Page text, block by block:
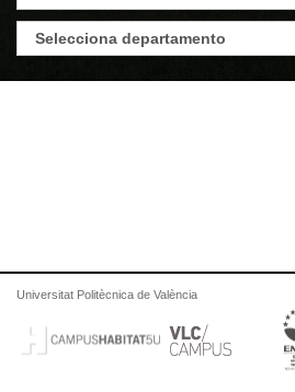
Universitat Politècnica de València